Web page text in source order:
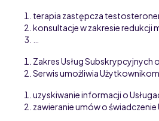
terapia zastępcza
konsultacje w zakresie redukcji
Zakres Usług Subskrypcyjnych
Serwis umożliwia
uzyskiwanie informacji o
zawieranie umów o